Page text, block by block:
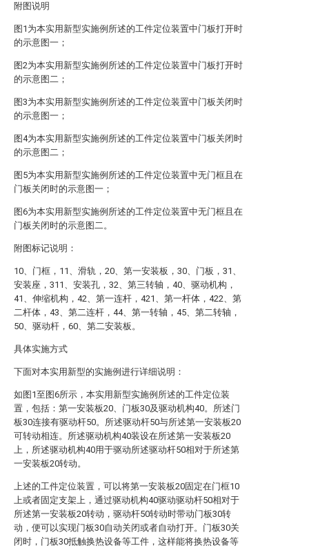
附图说明
图1为本实用新型实施例所述的工件定位装置中门板打开时
的示意图一；
图2为本实用新型实施例所述的工件定位装置中门板打开时
的示意图二；
图3为本实用新型实施例所述的工件定位装置中门板关闭时
的示意图一；
图4为本实用新型实施例所述的工件定位装置中门板关闭时
的示意图二；
图5为本实用新型实施例所述的工件定位装置中无门框且在
门板关闭时的示意图一；
图6为本实用新型实施例所述的工件定位装置中无门框且在
门板关闭时的示意图二。
附图标记说明：
10、门框，11、滑轨，20、第一安装板，30、门板，31、
安装座，311、安装孔，32、第三转轴，40、驱动机构，
41、伸缩机构，42、第一连杆，421、第一杆体，422、第
二杆体，43、第二连杆，44、第一转轴，45、第二转轴，
50、驱动杆，60、第二安装板。
具体实施方式
下面对本实用新型的实施例进行详细说明：
如图1至图6所示，本实用新型实施例所述的工件定位装
置，包括：第一安装板20、门板30及驱动机构40。所述门
板30连接有驱动杆50。所述驱动杆50与所述第一安装板20
可转动相连。所述驱动机构40装设在所述第一安装板20
上，所述驱动机构40用于驱动所述驱动杆50相对于所述第
一安装板20转动。
上述的工件定位装置，可以将第一安装板20固定在门框10
上或者固定支架上，通过驱动机构40驱动驱动杆50相对于
所述第一安装板20转动，驱动杆50转动时带动门板30转
动，便可以实现门板30自动关闭或者自动打开。门板30关
闭时，门板30抵触换热设备等工件，这样能将换热设备等